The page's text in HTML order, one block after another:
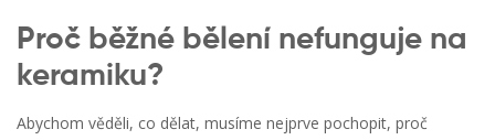
Proč běžné bělení nefunguje na
keramiku?
Abychom věděli, co dělat, musíme nejprve pochopit, proč